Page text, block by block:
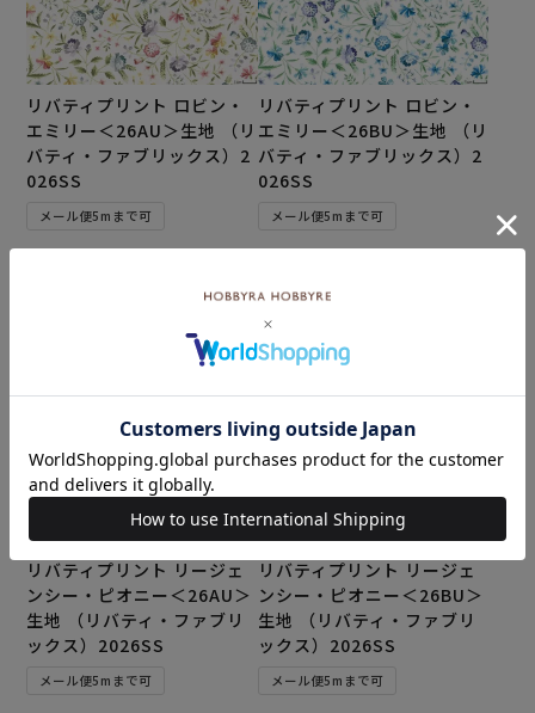
リバティプリント ロビン・
エミリー＜26AU＞生地 （リ
バティ・ファブリックス）2
026SS
メール便5mまで可
¥374
リバティプリント ロビン・
エミリー＜26BU＞生地 （リ
バティ・ファブリックス）2
026SS
メール便5mまで可
¥374
カートに入れる
リバティプリント リージェ
ンシー・ピオニー＜26AU＞
生地 （リバティ・ファブリ
ックス）2026SS
メール便5mまで可
リバティプリント リージェ
ンシー・ピオニー＜26BU＞
生地 （リバティ・ファブリ
ックス）2026SS
メール便5mまで可